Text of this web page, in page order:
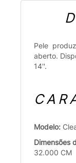
Pele
aberto.
14''.
Modelo:
Dimensões
32.000 CM